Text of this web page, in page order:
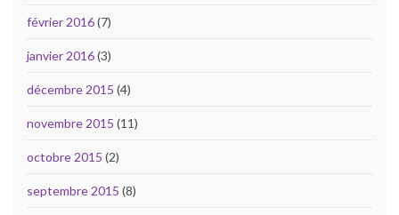
février 2016(7)
janvier 2016(3)
décembre 2015 (4)
novembre 2015 (11)
octobre 2015 (2)
septembre 2015 (8)